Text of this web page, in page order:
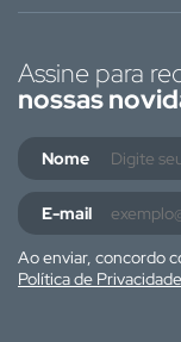
Assine para
nossas
Nome
E-mail
Ao enviar, concordo
Política de Privacidade